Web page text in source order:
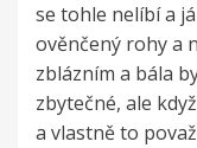
se tohle nelíbí a
ověnčený rohy a
zblázním a bála
zbytečné, ale
a vlastně to